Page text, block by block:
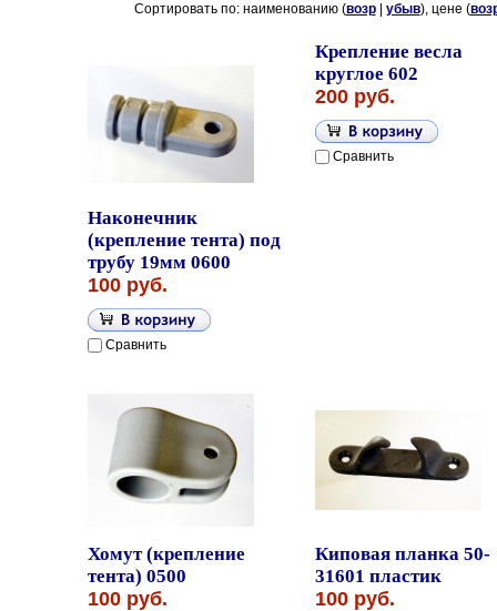
Сортировать по: наименованию (возр| убыв), цене (
Наконечник
(крепление тента) под
трубу 19мм 0600
100 руб.
Сравнить
Крепление весла
круглое 602
200 руб.
Сравнить
Хомут (крепление
тента) 0500
100 руб.
Киповая планка 50-
31601 пластик
100 руб.